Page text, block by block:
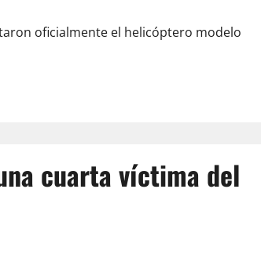
oficialmente el helicóptero modelo
cuarta víctima del